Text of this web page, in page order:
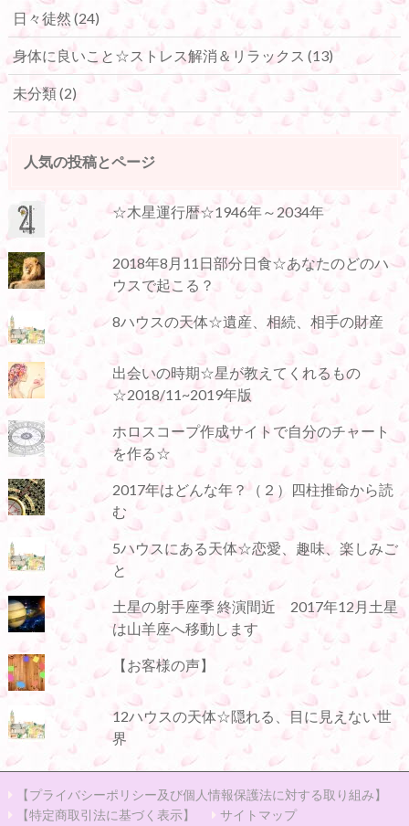
日々徒然 (24)
身体に良いこと☆ストレス解消＆リラックス (13)
未分類(2)
人気の投稿とページ
☆木星運行暦☆1946年～2034年
2018年8月11日部分日食☆あなたのどのハ
ウスで起こる？
8ハウスの天体☆遺産、相続、相手の財産
出会いの時期☆星が教えてくれるもの
☆2018/11~2019年版
ホロスコープ作成サイトで自分のチャート
を作る☆
2017年はどんな年？（２）四柱推命から読
む
5ハウスにある天体☆恋愛、趣味、楽しみご
と
土星の射手座季 終演間近 2017年12月土星
は山羊座へ移動します
【お客様の声】
12ハウスの天体☆隠れる、目に見えない世
界
【プライバシーポリシー及び個人情報保護法に対する取り組み】
【特定商取引法に基づく表示】
サイトマップ